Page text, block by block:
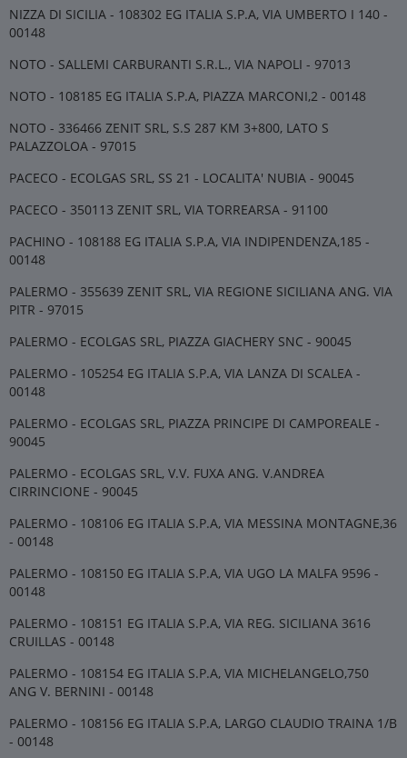
NIZZA DI SICILIA - 108302 EG ITALIA S.P.A, VIA UMBERTO I 140 -
00148
NOTO - SALLEMI CARBURANTI S.R.L., VIA NAPOLI - 97013
NOTO - 108185 EG ITALIA S.P.A, PIAZZA MARCONI,2 - 00148
NOTO - 336466 ZENIT SRL, S.S 287 KM 3+800, LATO S
PALAZZOLOA - 97015
PACECO - ECOLGAS SRL, SS 21 - LOCALITA' NUBIA - 90045
PACECO - 350113 ZENIT SRL, VIA TORREARSA - 91100
PACHINO - 108188 EG ITALIA S.P.A, VIA INDIPENDENZA,185 -
00148
PALERMO - 355639 ZENIT SRL, VIA REGIONE SICILIANA ANG. VIA
PITR - 97015
PALERMO - ECOLGAS SRL, PIAZZA GIACHERY SNC - 90045
PALERMO - 105254 EG ITALIA S.P.A, VIA LANZA DI SCALEA -
00148
PALERMO - ECOLGAS SRL, PIAZZA PRINCIPE DI CAMPOREALE -
90045
PALERMO - ECOLGAS SRL, V.V. FUXA ANG. V.ANDREA
CIRRINCIONE - 90045
PALERMO - 108106 EG ITALIA S.P.A, VIA MESSINA MONTAGNE,36
- 00148
PALERMO - 108150 EG ITALIA S.P.A, VIA UGO LA MALFA 9596 -
00148
PALERMO - 108151 EG ITALIA S.P.A, VIA REG. SICILIANA 3616
CRUILLAS - 00148
PALERMO - 108154 EG ITALIA S.P.A, VIA MICHELANGELO,750
ANG V. BERNINI - 00148
PALERMO - 108156 EG ITALIA S.P.A, LARGO CLAUDIO TRAINA 1/B
- 00148